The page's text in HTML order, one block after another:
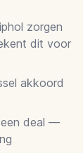
zorgen
dit voor
akkoord
deal —